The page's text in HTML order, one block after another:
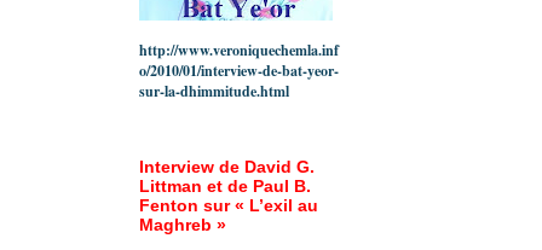
http://www.veroniquechemla.inf
o/2010/01/interview-de-bat-yeor-
sur-la-dhimmitude.html
Interview de David G.
Littman et de Paul B.
Fenton sur « L’exil au
Maghreb »